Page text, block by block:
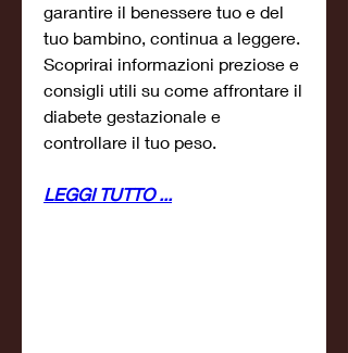
garantire il benessere tuo e del
tuo bambino, continua a leggere.
Scoprirai informazioni preziose e
consigli utili su come affrontare il
diabete gestazionale e
controllare il tuo peso.
LEGGI TUTTO ...